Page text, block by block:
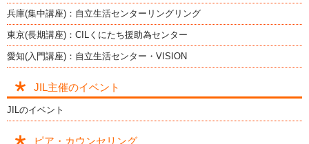
兵庫(集中講座)：自立生活センターリングリング
東京(長期講座)：CILくにたち援助為センター
愛知(入門講座)：自立生活センター・VISION
JIL主催のイベント
JILのイベント
ピア・カウンセリング